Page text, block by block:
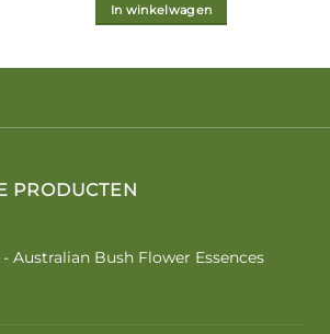
In winkelwagen
PRODUCTEN
Australian Bush Flower Essences